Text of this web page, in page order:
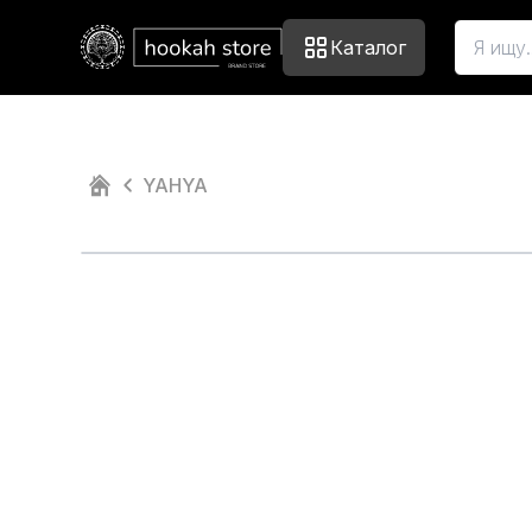
Каталог
YAHYA